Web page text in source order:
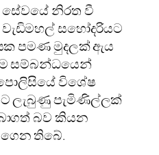
සේවයේ නිරත වී
වැඩිමහල් සහෝදරියට
පමණ මුදලක් ඇය
සම්බන්ධයෙන්
විශේෂ
ලැබුණු පැමිණිල්ලක්
බව කියන
තිබේ.